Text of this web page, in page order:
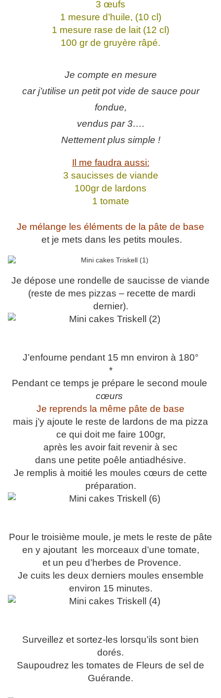
3 œufs
1 mesure d’huile, (10 cl)
1 mesure rase de lait (12 cl)
100 gr de gruyère râpé.
Je compte en mesure
car j’utilise un petit pot vide de sauce pour
fondue,
vendus par 3….
Nettement plus simple !
Il me faudra aussi:
3 saucisses de viande
100gr de lardons
1 tomate
Je mélange les éléments de la pâte de base
et je mets dans les petits moules.
Je dépose une rondelle de saucisse de viande
(reste de mes pizzas – recette de mardi
dernier).
J’enfourne pendant 15 mn environ à 180°
*
Pendant ce temps je prépare le second moule
cœurs
Je reprends la même pâte de base
mais j’y ajoute le reste de lardons de ma pizza
ce qui doit me faire 100gr,
après les avoir fait revenir à sec
dans une petite poêle antiadhésive.
Je remplis à moitié les moules cœurs de cette
préparation.
Pour le troisième moule, je mets le reste de pâte
en y ajoutant
les morceaux d’une tomate,
et un peu d’herbes de Provence.
Je cuits les deux derniers moules ensemble
environ 15 minutes.
Surveillez et sortez-les lorsqu’ils sont bien
dorés.
Saupoudrez les tomates de Fleurs de sel de
Guérande.